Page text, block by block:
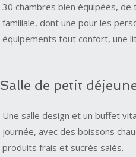
30 chambres bien équipées, de
familiale, dont une pour les
équipements tout confort, une
Salle de petit
Une salle design et un buffet
journée, avec des boissons
produits frais et sucrés salés.